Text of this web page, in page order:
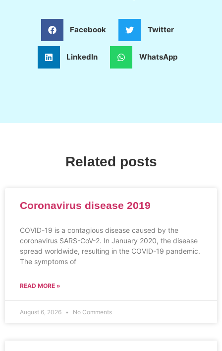
Facebook Twitter
LinkedIn WhatsApp
Related posts
Coronavirus disease 2019
COVID-19 is a contagious disease caused by the
coronavirus SARS-CoV-2. In January 2020, the disease
spread worldwide, resulting in the COVID-19 pandemic.
The symptoms of
READ MORE »
August 6, 2026 No Comments